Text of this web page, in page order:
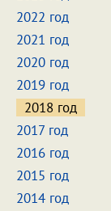
2022 год
2021 год
2020 год
2019 год
2018 год
2017 год
2016 год
2015 год
2014 год